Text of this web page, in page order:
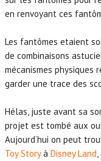
en renvoyant ces
Les fantômes etaient
de combinaisons
mécanismes physiques
garder une trace des
Hélas, juste avant sa
projet est tombé aux
Aujourd’hui on peut
Toy Storyà Disney Land